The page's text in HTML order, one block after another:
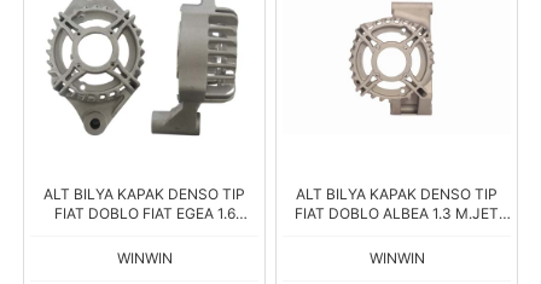
ALT BILYA KAPAK DENSO TIP
FIAT DOBLO FIAT EGEA 1.6
WINWIN
ALT BILYA KAPAK DENSO TIP
FIAT DOBLO ALBEA 1.3 M.JET
WINWIN